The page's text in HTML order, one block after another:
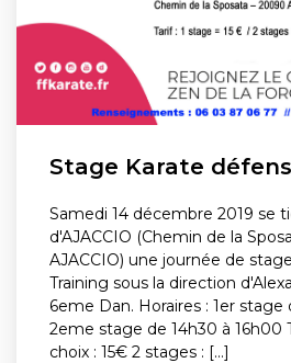
Stage Karate
Samedi 14 décembre 2019 se
d'AJACCIO (Chemin de la
AJACCIO) une journée de
Training sous la direction
6eme Dan. Horaires : 1er stage
2eme stage de 14h30 à 16h00
choix : 15€ 2 stages : [...]